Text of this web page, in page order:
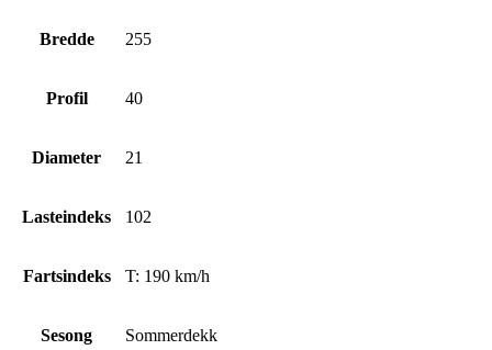
Bredde 255
Profil 40
Diameter 21
Lasteindeks 102
Fartsindeks T: 190 km/h
Sesong Sommerdekk